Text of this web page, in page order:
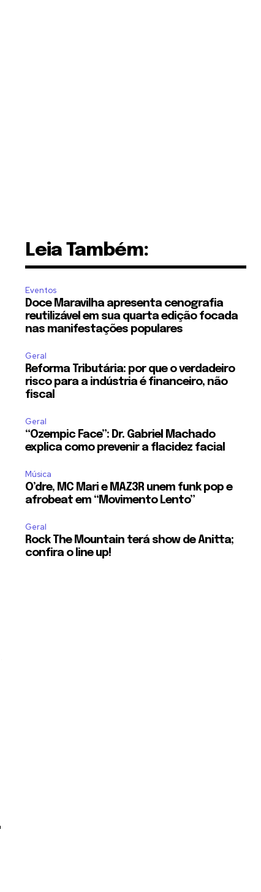
Leia Também:
Eventos
Doce Maravilha apresenta cenografia
reutilizável em sua quarta edição focada
nas manifestações populares
Geral
Reforma Tributária: por que o verdadeiro
risco para a indústria é financeiro, não
fiscal
Geral
“Ozempic Face”: Dr. Gabriel Machado
explica como prevenir a flacidez facial
Música
O’dre, MC Mari e MAZ3R unem funk pop e
afrobeat em “Movimento Lento”
Geral
Rock The Mountain terá show de Anitta;
confira o line up!